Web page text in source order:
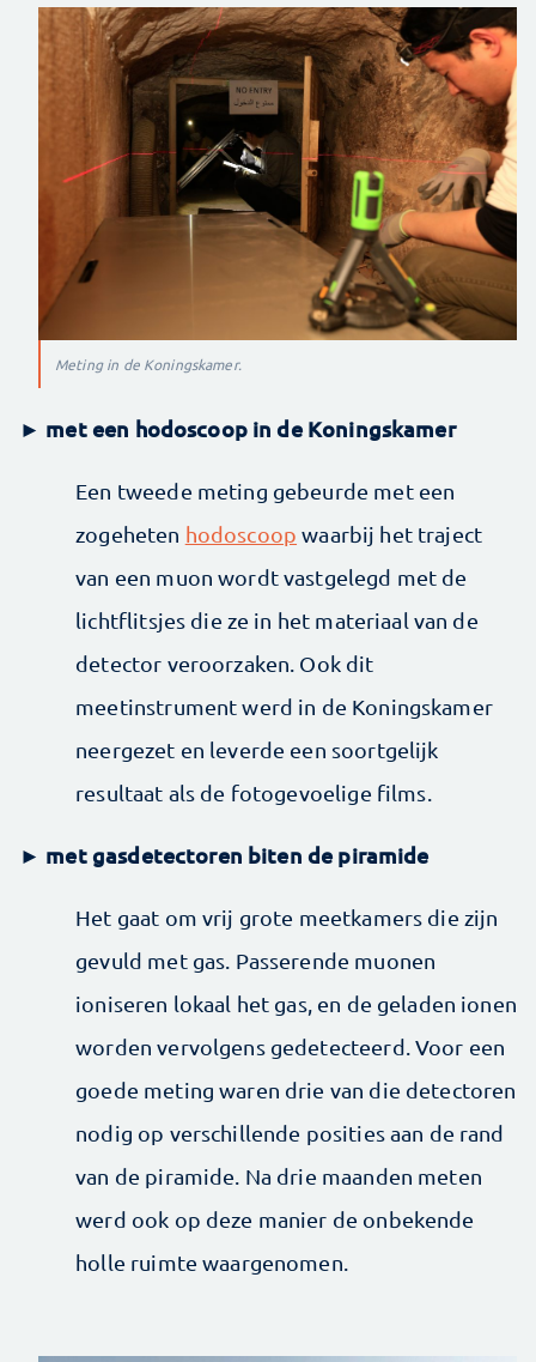
Meting in de Koningskamer.
► met een hodoscoop in de Koningskamer
Een tweede meting gebeurde met een
zogeheten hodoscoop waarbij het traject
van een muon wordt vastgelegd met de
lichtflitsjes die ze in het materiaal van de
detector veroorzaken. Ook dit
meetinstrument werd in de Koningskamer
neergezet en leverde een soortgelijk
resultaat als de fotogevoelige films.
► met gasdetectoren biten de piramide
Het gaat om vrij grote meetkamers die zijn
gevuld met gas. Passerende muonen
ioniseren lokaal het gas, en de geladen ionen
worden vervolgens gedetecteerd. Voor een
goede meting waren drie van die detectoren
nodig op verschillende posities aan de rand
van de piramide. Na drie maanden meten
werd ook op deze manier de onbekende
holle ruimte waargenomen.